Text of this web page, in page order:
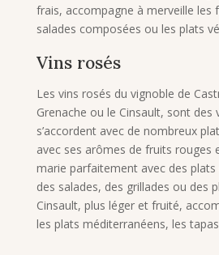
frais, accompagne à merveille les
salades composées ou les plats
Vins rosés
Les vins rosés du vignoble de
Grenache ou le Cinsault, sont des
s’accordent avec de nombreux
avec ses arômes de fruits rouges
marie parfaitement avec des plats
des salades, des grillades ou des
Cinsault, plus léger et fruité,
les plats méditerranéens, les